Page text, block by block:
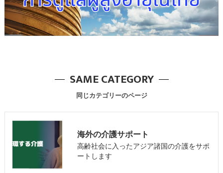
同じカテゴリーのページ
SAME CATEGORY
海外の介護サポート
高齢社会に入ったアジア諸国の介護をサポ
ートします